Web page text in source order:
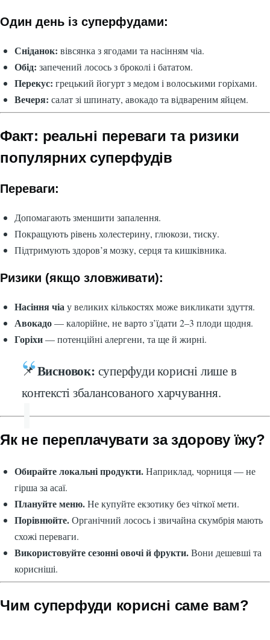
Один день із суперфудами:
Сніданок: вівсянка з ягодами та насінням чіа.
Обід: запечений лосось з броколі і бататом.
Перекус: грецький йогурт з медом і волоськими горіхами.
Вечеря: салат зі шпинату, авокадо та відвареним яйцем.
Факт: реальні переваги та ризики
популярних суперфудів
Переваги:
Допомагають зменшити запалення.
Покращують рівень холестерину, глюкози, тиску.
Підтримують здоров’я мозку, серця та кишківника.
Ризики (якщо зловживати):
Насіння чіау великих кількостях може викликати здуття.
Авокадо— калорійне, не варто з’їдати 2–3 плоди щодня.
Горіхи— потенційні алергени, та ще й жирні.
📌Висновок: суперфуди корисні лише в
контексті збалансованого харчування.
Як не переплачувати за здорову їжу?
Обирайте локальні продукти.Наприклад, чорниця — не
гірша за асаї.
Плануйте меню.Не купуйте екзотику без чіткої мети.
Порівнюйте.Органічний лосось і звичайна скумбрія мають
схожі переваги.
Використовуйте сезонні овочі й фрукти.Вони дешевші та
корисніші.
Чим суперфуди корисні саме вам?